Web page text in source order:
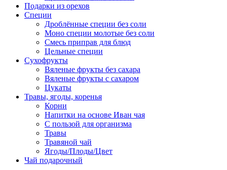
Подарки из орехов
Специи
Дроблённые специи без соли
Моно специи молотые без соли
Смесь приправ для блюд
Цельные специи
Сухофрукты
Вяленые фрукты без сахара
Вяленые фрукты с сахаром
Цукаты
Травы, ягоды, коренья
Корни
Напитки на основе Иван чая
С пользой для организма
Травы
Травяной чай
Ягоды/Плоды/Цвет
Чай подарочный